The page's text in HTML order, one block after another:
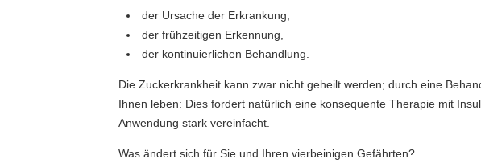
der Ursache der Erkrankung,
der frühzeitigen Erkennung,
der kontinuierlichen Behandlung.
Die Zuckerkrankheit kann zwar nicht geheilt werden; durch eine
Ihnen leben: Dies fordert natürlich eine konsequente Therapie mit
Anwendung stark vereinfacht.
Was ändert sich für Sie und Ihren vierbeinigen Gefährten?